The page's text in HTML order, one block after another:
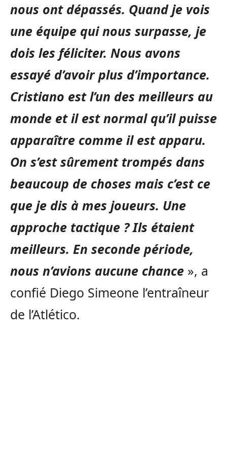
nous ont dépassés. Quand je vois
une équipe qui nous surpasse, je
dois les féliciter. Nous avons
essayé d’avoir plus d’importance.
Cristiano est l’un des meilleurs au
monde et il est normal qu’il puisse
apparaître comme il est apparu.
On s’est sûrement trompés dans
beaucoup de choses mais c’est ce
que je dis à mes joueurs. Une
approche tactique ? Ils étaient
meilleurs. En seconde période,
nous n’avions aucune chance », a
confié Diego Simeone l’entraîneur
de l’Atlético.